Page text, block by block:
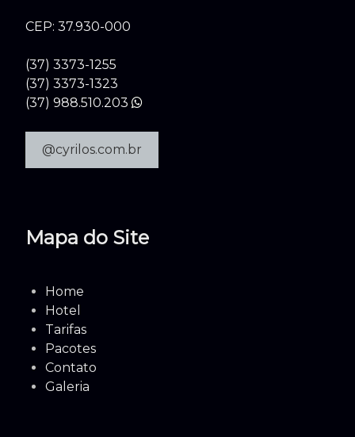
CEP: 37.930-000
(37) 3373-1255
(37) 3373-1323
(37) 988.510.203
@cyrilos.com.br
Mapa do Site
Home
Hotel
Tarifas
Pacotes
Contato
Galeria